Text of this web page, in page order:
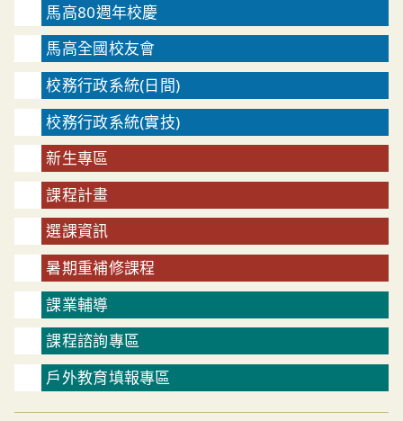
馬高80週年校慶
馬高全國校友會
校務行政系統(日間)
校務行政系統(實技)
新生專區
課程計畫
選課資訊
暑期重補修課程
課業輔導
課程諮詢專區
戶外教育填報專區